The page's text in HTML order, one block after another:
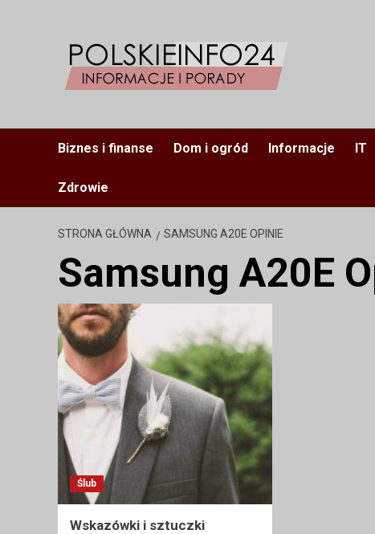
Biznes i finanse Dom i ogród Informacje IT
Zdrowie
STRONA GŁÓWNA SAMSUNG A20E OPINIE
Samsung A20E
Ślub
Wskazówki i sztuczki